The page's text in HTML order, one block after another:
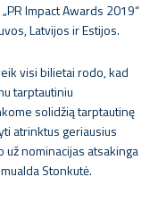
Impact Awards 2019“
Latvijos ir Estijos.
visi bilietai rodo, kad
tarptautiniu
solidžią tarptautinę
atrinktus geriausius
už nominacijas atsakinga
Stonkutė.